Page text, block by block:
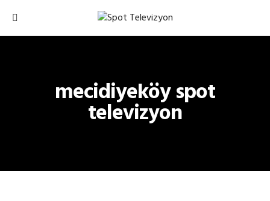
mecidiyeköy spot
televizyon